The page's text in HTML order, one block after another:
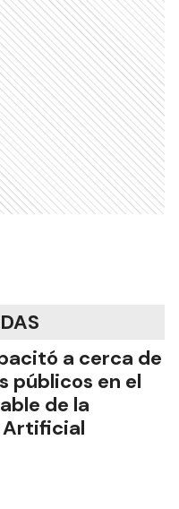
a cerca de
públicos en el
de la
Artificial